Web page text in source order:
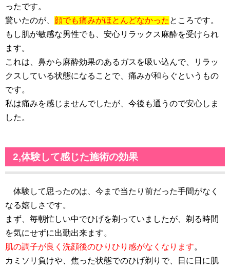
ったです。
驚いたのが、 顔でも痛みがほとんどなかった ところです。
もし肌が敏感な男性でも、安心リラックス麻酔を受けられ
ます。
これは、鼻から麻酔効果のあるガスを吸い込んで、リラッ
クスしている状態になることで、痛みが和らぐというもの
です。
私は痛みを感じませんでしたが、今後も通うので安心しま
した。
2,体験して感じた施術の効果
体験して思ったのは、今まで当たり前だった手間がなく
なる嬉しさです。
まず、毎朝忙しい中でひげを剃っていましたが、剃る時間
を気にせずに出勤出来ます。
肌の調子が良く洗顔後のひりひり感がなくなります。
カミソリ負けや、焦った状態でのひげ剃りで、日に日に肌